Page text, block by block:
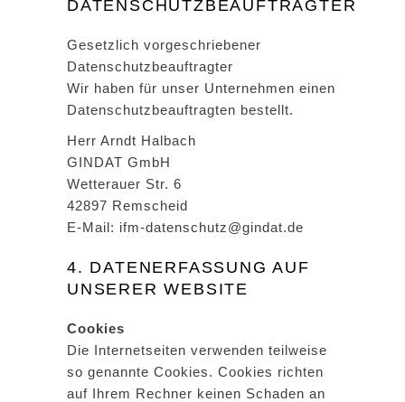
DATENSCHUTZBEAUFTRAGTER
Gesetzlich vorgeschriebener
Datenschutzbeauftragter
Wir haben für unser Unternehmen einen
Datenschutzbeauftragten bestellt.
Herr Arndt Halbach
GINDAT GmbH
Wetterauer Str. 6
42897 Remscheid
E-Mail: ifm-datenschutz@gindat.de
4. DATENERFASSUNG AUF
UNSERER WEBSITE
Cookies
Die Internetseiten verwenden teilweise
so genannte Cookies. Cookies richten
auf Ihrem Rechner keinen Schaden an